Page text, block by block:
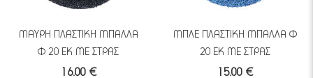
ΜΑΥΡΗ ΠΛΑΣΤΙΚΗ ΜΠΑΛΛΑ
Φ 20 ΕΚ ΜΕ ΣΤΡΑΣ
16.00 €
ΜΠΛΕ ΠΛΑΣΤΙΚΗ ΜΠΑΛΛΑ Φ
20 ΕΚ ΜΕ ΣΤΡΑΣ
15.00 €